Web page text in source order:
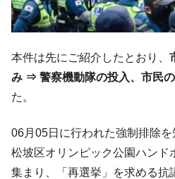
た ⇒ 国家が行った恐るべき株価
断
『Money1』
韓国･警察職員が
動」
国の過剰生産が世界を蝕む。
『Money1』
韓国製造業「半
種は全般的「不調」⇒ PSIが示
『Money1』
【米韓激突案件】
本件は先にご紹介したとおり、
み ⇒ 警察機動隊の投入、市民
た。
06月05日に行われた強制排除
松坡区オリンピック公園ハンド
集まり、「再選挙」を求める抗